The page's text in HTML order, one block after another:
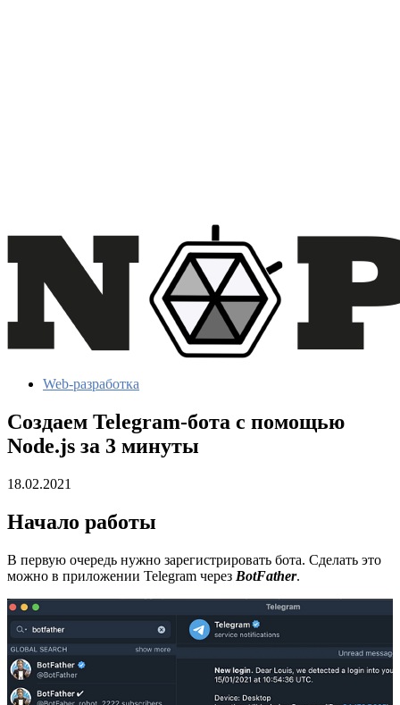
Web-разработка
Создаем Telegram-бота с помощью
Node.js за 3 минуты
18.02.2021
Начало работы
В первую очередь нужно зарегистрировать бота. Сделать это
можно в приложении Telegram через BotFather.